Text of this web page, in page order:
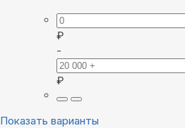
₽
-
₽
Показать варианты